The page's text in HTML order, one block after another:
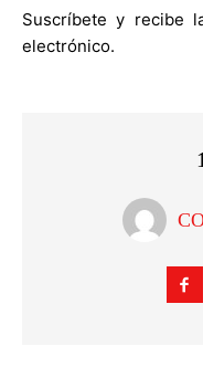
Suscríbete y recibe
electrónico.